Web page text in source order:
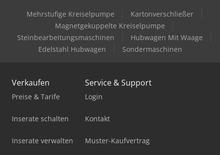
Mehrstufige Kreiselpumpe
Kartonverschließer
Magnetgekuppelte Kreiselpumpe
Steinbearbeitungsmaschinen
Hubwagen Mit Waage
Edelstahl Hubwagen
Sondermaschinen
Verkaufen
Preise & Tarife
Inserate schalten
Inserate verwalten
Service & Support
Login
Kontakt
Muster-Kaufvertrag